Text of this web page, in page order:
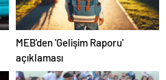
MEB'den 'Gelişim Raporu'
açıklaması